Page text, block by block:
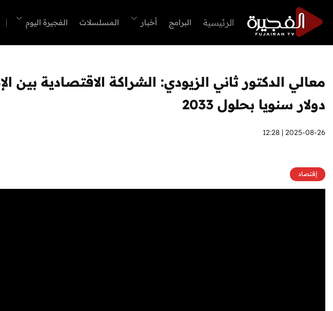
الرئيسية البرامج أخبار المسلسلات الفجيرة اليوم
دولار سنويا بحلول 2033
2025-08-26 | 12:28
إقتصاد